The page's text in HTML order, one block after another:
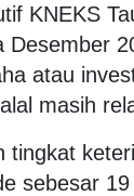
KNEKS
Desember
atau
masih
tingkat
sebesar